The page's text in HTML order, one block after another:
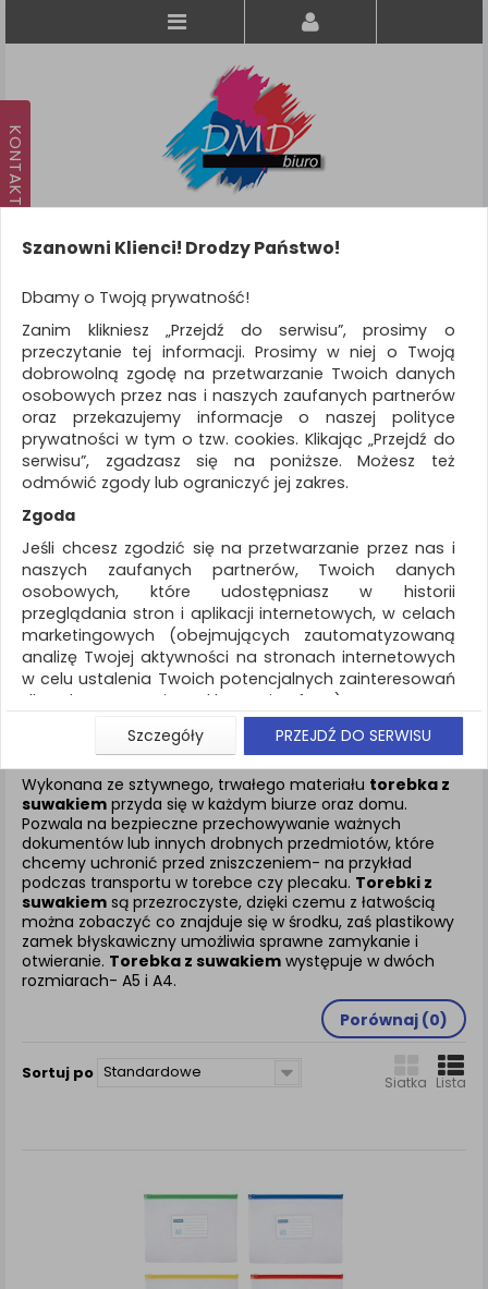
KATEGORIE
WSZYSTKIE KATEGORIE
FILTRY
REKLAMA
AKTUALNOŚCI
Archiwizacja dokumentów
Torebka z
suwakiem
ZNALEZIONYCH PRODUKTÓW: 2
TOREBKA Z SUWAKIEM
Wykonana ze sztywnego, trwałego materiału torebka z
suwakiem przyda się w każdym biurze oraz domu.
Pozwala na bezpieczne przechowywanie ważnych
dokumentów lub innych drobnych przedmiotów, które
chcemy uchronić przed zniszczeniem- na przykład
podczas transportu w torebce czy plecaku. Torebki z
suwakiem są przezroczyste, dzięki czemu z łatwością
można zobaczyć co znajduje się w środku, zaś plastikowy
zamek błyskawiczny umożliwia sprawne zamykanie i
otwieranie. Torebka z suwakiem występuje w dwóch
rozmiarach- A5 i A4.
Porównaj (0)
Sortuj po Standardowe
Siatka Lista
Szanowni Klienci! Drodzy Państwo!
Dbamy o Twoją prywatność!
Zanim klikniesz „Przejdź do serwisu”, prosimy o
przeczytanie tej informacji. Prosimy w niej o Twoją
dobrowolną zgodę na przetwarzanie Twoich danych
osobowych przez nas i naszych zaufanych partnerów
oraz przekazujemy informacje o naszej polityce
prywatności w tym o tzw. cookies. Klikając „Przejdź do
serwisu”, zgadzasz się na poniższe. Możesz też
odmówić zgody lub ograniczyć jej zakres.
Zgoda
Jeśli chcesz zgodzić się na przetwarzanie przez nas i
naszych zaufanych partnerów, Twoich danych
osobowych, które udostępniasz w historii
przeglądania stron i aplikacji internetowych, w celach
marketingowych (obejmujących zautomatyzowaną
analizę Twojej aktywności na stronach internetowych
w celu ustalenia Twoich potencjalnych zainteresowań
dla dostosowania reklamy i oferty), w tym na
umieszczanie tzw. cookies na Twoich urządzeniach i
ich odczytywanie, kliknij przycisk „Przejdź do serwisu”.
Jeśli nie chcesz wyrazić zgody lub ograniczyć jej
zakres, kliknij „Szczegóły”, gdzie znajdziesz wszelkie
informacje o tym jak to zrobić . Te same informacje
znajdziesz także na podstronie z naszą polityką
prywatności obowiązującą od 25 maja 2018.
W przypadku użytkowników zalogowanych, aby
umożliwić prawidłową realizację Umowy z Państwem i
związane z tym prawidłowe działanie naszej strony
www, a w szczególności np. wysłanie potwierdzenia
zamówienia na Państwa email lub wyświetlenie
Państwu prawidłowych informacji o promocjach czy
cenach indywidualnych, ważna jest Państwa
zakładania konta.
Lista Zaufanych Partnerów (rozwiń)
Szczegóły PRZEJDŹ DO SERWISU